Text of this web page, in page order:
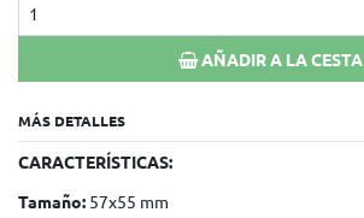
1
AÑADIR A LA CESTA
MÁS DETALLES
CARACTERÍSTICAS:
Tamaño: 57x55 mm